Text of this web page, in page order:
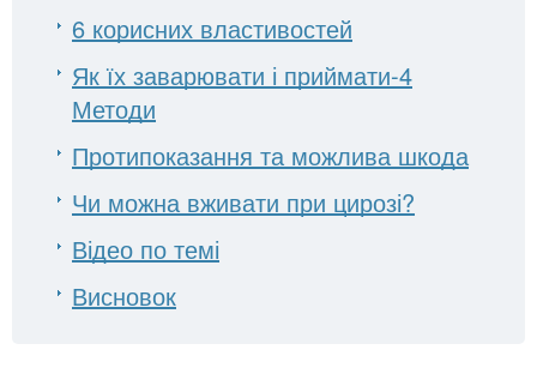
6 корисних властивостей
Як їх заварювати і приймати-4
Методи
Протипоказання та можлива шкода
Чи можна вживати при цирозі?
Відео по темі
Висновок